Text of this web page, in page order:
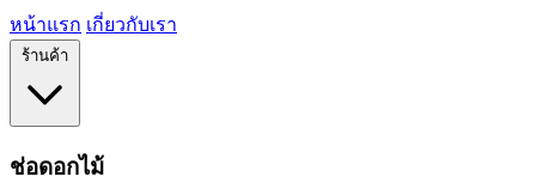
หน้าแรก เกี่ยวกับเรา
ร้านค้า
ช่อดอกไม้